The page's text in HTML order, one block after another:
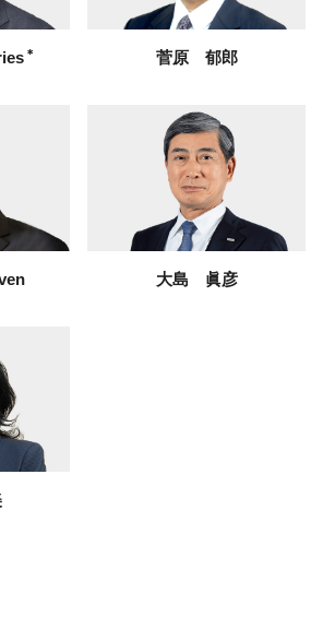
＊ 菅原 郁郎
大島 眞彦